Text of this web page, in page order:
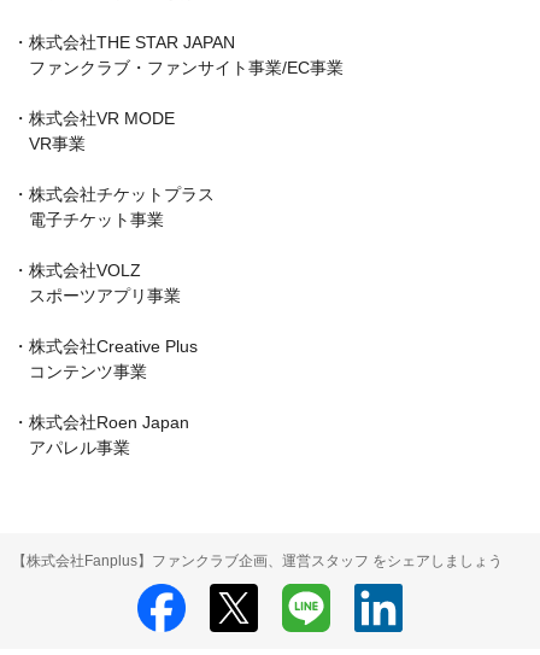
・株式会社THE STAR JAPAN
ファンクラブ・ファンサイト事業/EC事業
・株式会社VR MODE
VR事業
・株式会社チケットプラス
電子チケット事業
・株式会社VOLZ
スポーツアプリ事業
・株式会社Creative Plus
コンテンツ事業
・株式会社Roen Japan
アパレル事業
【株式会社Fanplus】ファンクラブ企画、運営スタッフ をシェアしましょう